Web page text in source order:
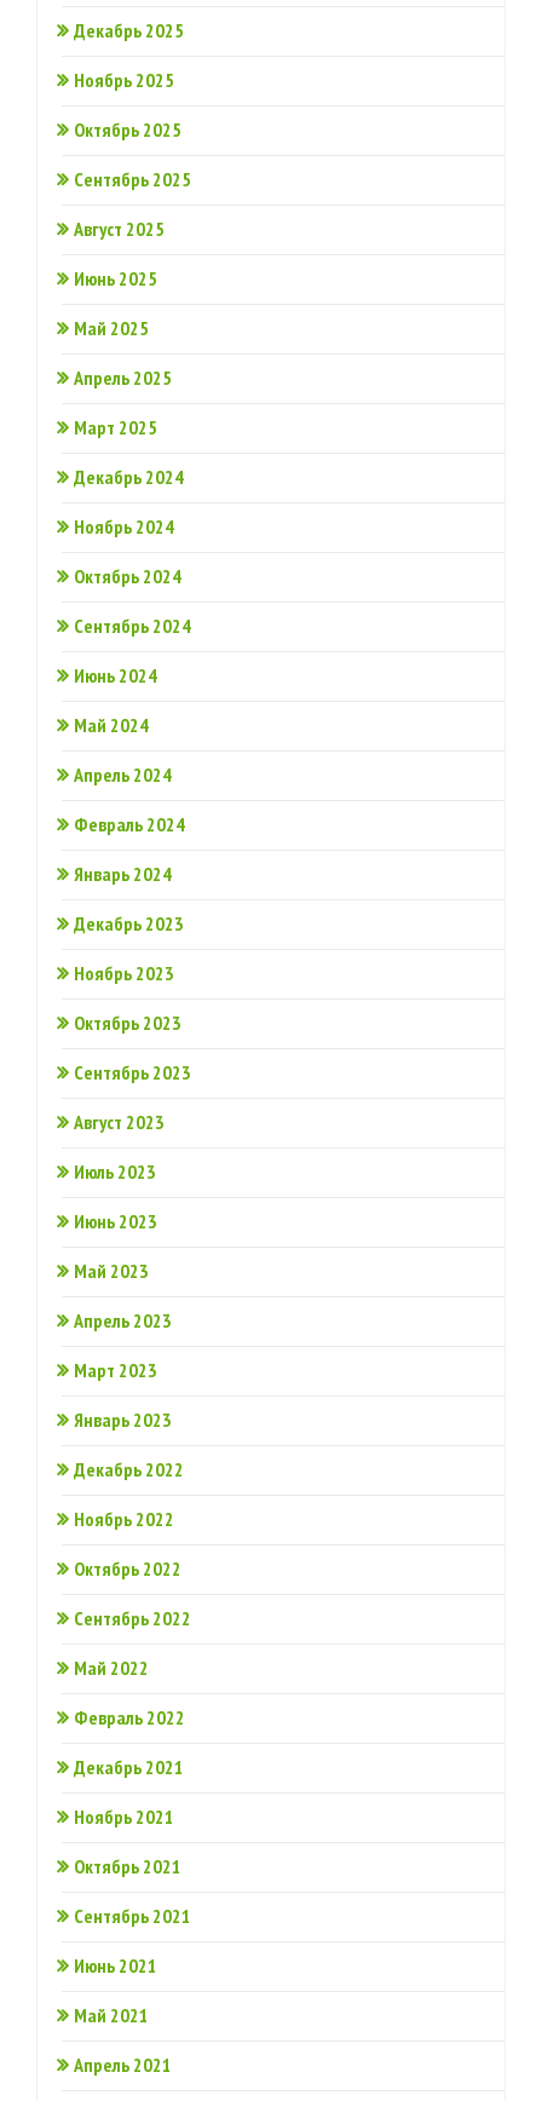
Декабрь 2025
Ноябрь 2025
Октябрь 2025
Сентябрь 2025
Август 2025
Июнь 2025
Май 2025
Апрель 2025
Март 2025
Декабрь 2024
Ноябрь 2024
Октябрь 2024
Сентябрь 2024
Июнь 2024
Май 2024
Апрель 2024
Февраль 2024
Январь 2024
Декабрь 2023
Ноябрь 2023
Октябрь 2023
Сентябрь 2023
Август 2023
Июль 2023
Июнь 2023
Май 2023
Апрель 2023
Март 2023
Январь 2023
Декабрь 2022
Ноябрь 2022
Октябрь 2022
Сентябрь 2022
Май 2022
Февраль 2022
Декабрь 2021
Ноябрь 2021
Октябрь 2021
Сентябрь 2021
Июнь 2021
Май 2021
Апрель 2021